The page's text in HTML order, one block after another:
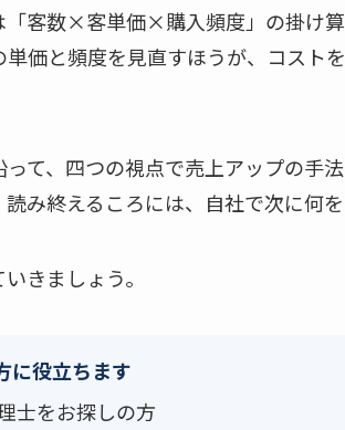
「客数×客単価×購入頻度」の掛け
価と頻度を見直すほうが、コスト
て、四つの視点で売上アップの手
み終えるころには、自社で次に何
きましょう。
に役立ちます
士をお探しの方